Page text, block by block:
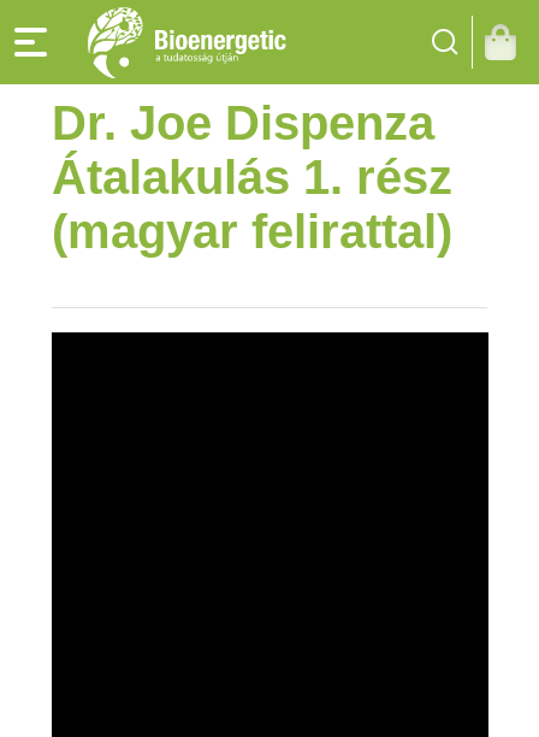
Dr. Joe Dispenza
Átalakulás 1. rész
(magyar felirattal)